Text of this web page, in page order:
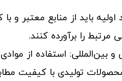
باید از منابع معتبر و
مرتبط را برآورده کنند.
بین‌المللی: استفاده از
تولیدی با کیفیت